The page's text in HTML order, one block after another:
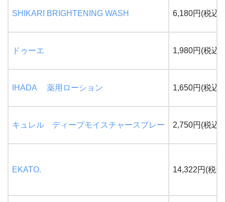
SHIKARI BRIGHTENING WASH 6,180円(税込)
ドゥーエ 1,980円(税込)
IHADA 薬用ローション 1,650円(税込)
キュレル ディープモイスチャースプレー 2,750円(税込)
EKATO. 14,322円(税